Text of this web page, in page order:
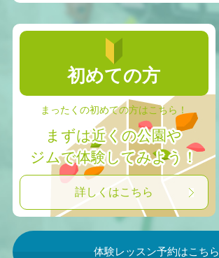
初めての方
まったくの初めての方はこちら！
まずは近くの公園や
ジムで体験してみよう！
詳しくはこちら
体験レッスン予約はこちら